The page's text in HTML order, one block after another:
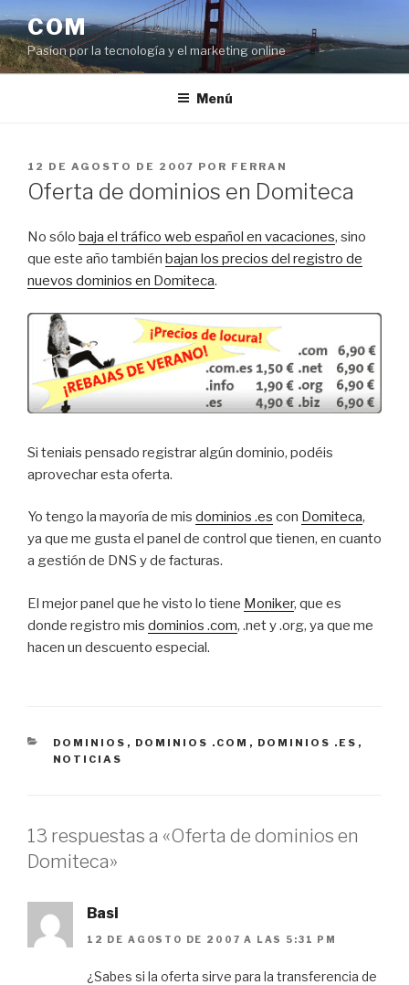
al
contenido
COM
Pasíon por la tecnología y el marketing online
Menú
PUBLICADO
EL
12 DE AGOSTO DE 2007 POR FERRAN
Oferta de dominios en Domiteca
No sólo baja el tráfico web español en vacaciones, sino
que este año también bajan los precios del registro de
nuevos dominios en Domiteca.
Si teniais pensado registrar algún dominio, podéis
aprovechar esta oferta.
Yo tengo la mayoría de mis dominios .es con Domiteca,
ya que me gusta el panel de control que tienen, en cuanto
a gestión de DNS y de facturas.
El mejor panel que he visto lo tiene Moniker, que es
donde registro mis dominios .com, .net y .org, ya que me
hacen un descuento especial.
CATEGORÍAS
DOMINIOS , DOMINIOS .COM , DOMINIOS .ES ,
NOTICIAS
13 respuestas a «Oferta de dominios en
Domiteca»
Basi
12 DE AGOSTO DE 2007 A LAS 5:31 PM
¿Sabes si la oferta sirve para la transferencia de